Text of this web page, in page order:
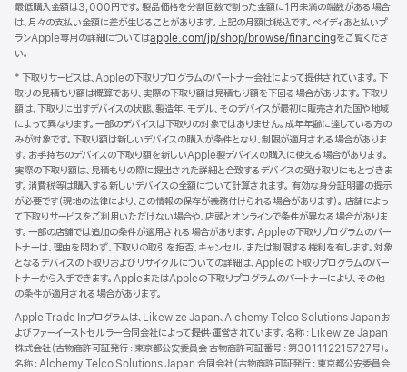
最低購入金額は3,000円です。製品価格を分割回数で割った金額に1円未満の端数がある場合
は、月々の支払い金額に差が生じることがあります。上記の月額は税込です。ペイディあと払いプ
ランApple専用の詳細についてはapple.com/jp/shop/browse/financingをご覧くださ
い。
* 下取りサービスは、Appleの下取りプログラムのパートナー会社によって提供されています。下
取りの見積もり額は概算であり、実際の下取り額は見積もり額を下回る場合があります。下取り
額は、下取りに出すデバイスの状態、製造年、モデル、そのデバイスが最初に販売された国や地域
によって異なります。一部のデバイスは下取りの対象ではありません。成年年齢に達している方の
みが対象です。下取り額は新しいデバイスの購入が条件となり、制限が適用される場合がありま
す。お手持ちのデバイスの下取り額を新しいApple製デバイスの購入に使える場合があります。
実際の下取り額は、見積もりの際に提出された詳細と合致するデバイスの受け取りにもとづきま
す。消費税等は購入する新しいデバイスの全額について計算されます。 有効な身分証明書の提示
が必要です（現地の法律により、この情報の保存が義務付けられる場合があります）。 店舗によっ
て下取りサービスをご利用いただけない場合や、店頭とオンラインで条件が異なる場合がありま
す。一部の店舗では追加の条件が適用される場合があります。Appleの下取りプログラムのパー
トナーは、理由を問わず、下取りの取引を拒否、キャンセル、または制限する権利を有します。対象
となるデバイスの下取りおよびリサイクルについての詳細は、Appleの下取りプログラムのパー
トナーから入手できます。AppleまたはAppleの下取りプログラムのパートナーにより、その他
の条件が適用される場合があります。
Apple Trade Inプログラムは、Likewize Japan、Alchemy Telco Solutions Japanお
よびファーイーストセルラー合同会社によって提供‧運営されています。名称：Likewize Japan
株式会社（古物商許可証発行：東京都公安委員会 古物商許可証番号：第301112215727号）。
名称：Alchemy Telco Solutions Japan 合同会社（古物商許可証発行：東京都公安委員会